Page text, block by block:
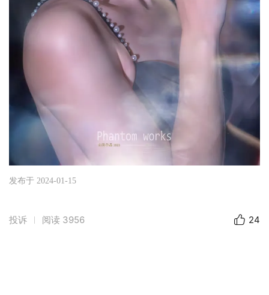
发布于 2024-01-15
投诉 阅读 3956 24